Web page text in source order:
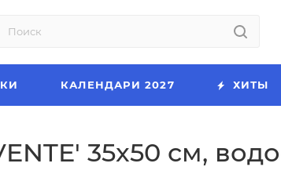
КАЛЕНДАРИ 2027 ХИТЫ
35x50 см,